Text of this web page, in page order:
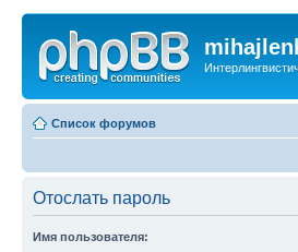
Список форумов
Отослать пароль
Имя пользователя: